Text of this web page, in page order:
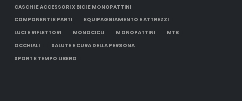
CASCHI E ACCESSORI X BICI E MONOPATTINI
COMPONENTI E PARTI
EQUIPAGGIAMENTO E ATTREZZI
LUCI E RIFLETTORI
MONOCICLI MONOPATTINI
MTB
OCCHIALI
SALUTE E CURA DELLA PERSONA
SPORT E TEMPO LIBERO